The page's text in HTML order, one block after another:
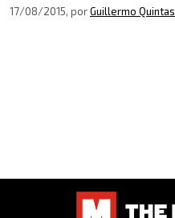
17/08/2015, porGuillermo Quintas